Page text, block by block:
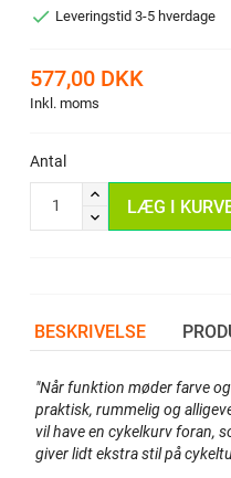
 Leveringstid 3-5 hverdage
577,00 DKK
Inkl. moms
Antal
LÆG I
BESKRIVELSE
"Når funktion møder farve
praktisk, rummelig og
vil have en cykelkurv foran,
giver lidt ekstra stil på